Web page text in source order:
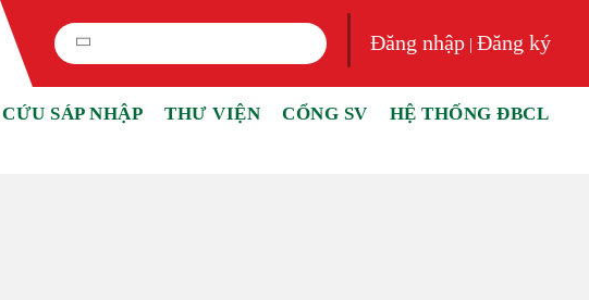
Đăng nhập |Đăng ký
SÁP NHẬP THƯ VIỆN CỔNG SV HỆ THỐNG ĐBCL